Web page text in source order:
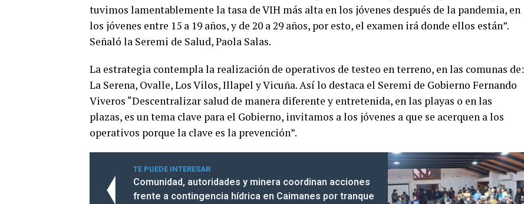
tuvimos lamentablemente la tasa de VIH más alta en los jóvenes después de la pandemia, en
los jóvenes entre 15 a 19 años, y de 20 a 29 años, por esto, el examen irá donde ellos están”.
Señaló la Seremi de Salud, Paola Salas.
La estrategia contempla la realización de operativos de testeo en terreno, en las comunas de:
La Serena, Ovalle, Los Vilos, Illapel y Vicuña. Así lo destaca el Seremi de Gobierno Fernando
Viveros “Descentralizar salud de manera diferente y entretenida, en las playas o en las
plazas, es un tema clave para el Gobierno, invitamos a los jóvenes a que se acerquen a los
operativos porque la clave es la prevención”.
TE PUEDE INTERESAR
Comunidad, autoridades y minera coordinan acciones
frente a contingencia hídrica en Caimanes por tranque